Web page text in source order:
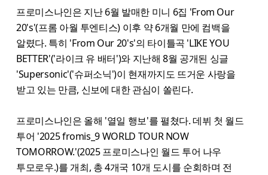
프로미스나인은 지난 6월 발매한 미니 6집 'From Our
20's'(프롬 아월 투엔티스) 이후 약 6개월 만에 컴백을
알렸다. 특히 'From Our 20's'의 타이틀곡 'LIKE YOU
BETTER'('라이크 유 배터')와 지난해 8월 공개된 싱글
'Supersonic'('슈퍼소닉')이 현재까지도 뜨거운 사랑을
받고 있는 만큼, 신보에 대한 관심이 쏠린다.
프로미스나인은 올해 '열일 행보'를 펼쳤다. 데뷔 첫 월드
투어 '2025 fromis_9 WORLD TOUR NOW
TOMORROW.'(2025 프로미스나인 월드 투어 나우
투모로우.)를 개최, 총 4개국 10개 도시를 순회하며 전